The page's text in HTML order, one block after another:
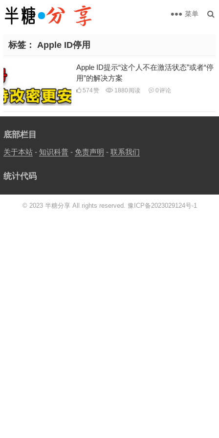
菜单
标签： Apple ID停用
Apple ID提示“这个人不在激活状态”或者“停
用”的解决方案
574赞 1880 阅读 0评论
底部栏目
关于本站- 知识科普- 免责声明 - 联系我们
统计代码
© 2023 半糖分享 All rights reserved. 豫ICP备2023029124号-1